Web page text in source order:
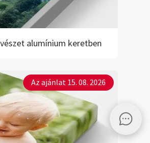
alumínium keretben
Az ajánlat 15. 08. 2026